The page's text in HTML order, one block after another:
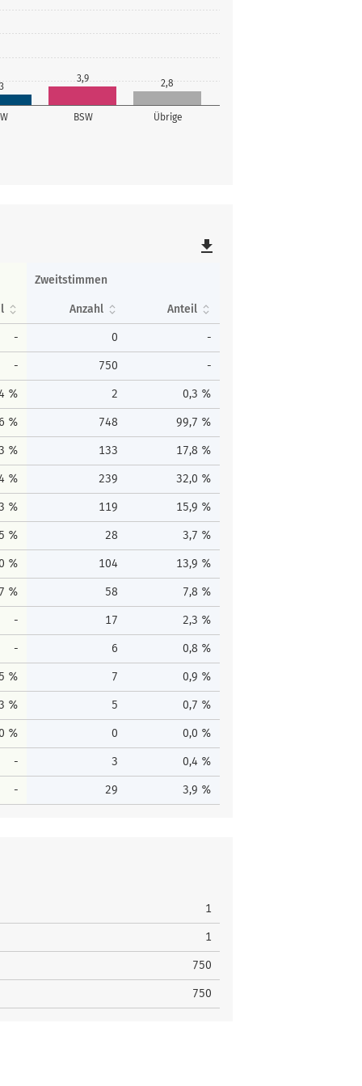
BSW Übrige
3,9 2,8
file_download
Zweitstimmen
Anzahl Anteil
- 0 -
- 750 -
% 2 0,3 %
% 748 99,7 %
% 133 17,8 %
% 239 32,0 %
% 119 15,9 %
% 28 3,7 %
% 104 13,9 %
% 58 7,8 %
- 17 2,3 %
- 6 0,8 %
% 7 0,9 %
% 5 0,7 %
% 0 0,0 %
- 3 0,4 %
- 29 3,9 %
1
1
750
750